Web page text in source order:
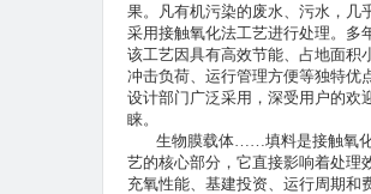
果。凡有机污染的废水、污水，几
采用接触氧化法工艺进行处理。多
该工艺因具有高效节能、占地面积
冲击负荷、运行管理方便等独特优
设计部门广泛采用，深受用户的欢
睐。
生物膜载体
填料是接触氧
艺的核心部分，它直接影响着处理
充氧性能、基建投资、运行周期和